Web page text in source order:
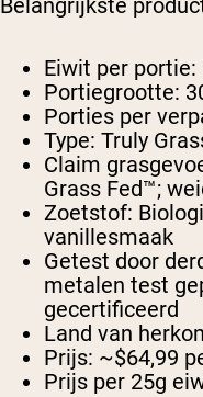
Belangrijkste
Eiwit per portie:
Portiegrootte:
Porties per
Type: Truly
Claim
Grass Fed™;
Zoetstof:
vanillesmaak
Getest door
metalen test
gecertificeerd
Land van
Prijs: ~$64,99
Prijs per 25g